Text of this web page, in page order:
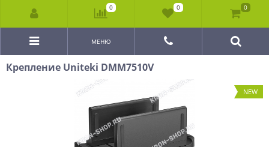
МЕНЮ
Крепление Uniteki DMM7510V
NEW
0 0 0